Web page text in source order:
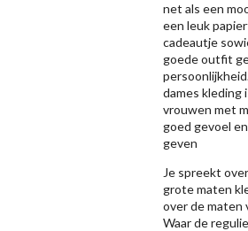
net als een
een leuk
cadeautje
goede outfit
dames kleding
vrouwen met
goed gevoel
geven
Je spreekt
grote maten
over de maten
Waar de